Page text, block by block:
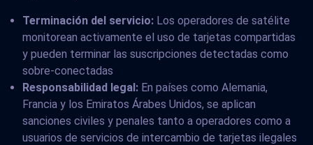
Terminación del servicio: Los operadores de satélite
monitorean activamente el uso de tarjetas compartidas
y pueden terminar las suscripciones detectadas como
sobre-conectadas
Responsabilidad legal: En países como Alemania,
Francia y los Emiratos Árabes Unidos, se aplican
sanciones civiles y penales tanto a operadores como a
usuarios de servicios de intercambio de tarjetas ilegales